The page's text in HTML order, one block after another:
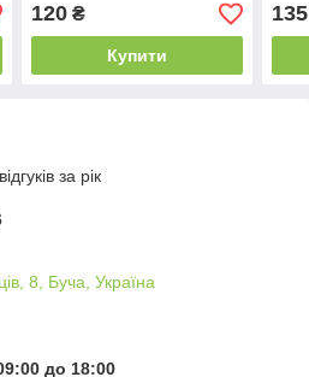
120₴
Купити
135
за рік
8, Буча, Україна
до 18:00